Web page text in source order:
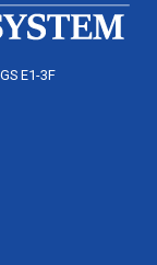
E1-3F